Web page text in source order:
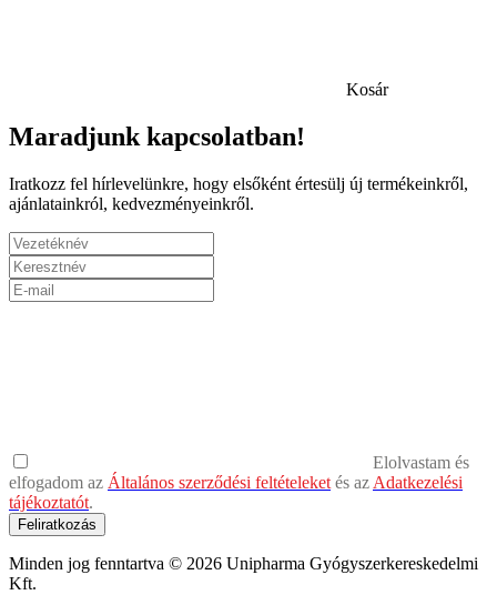
Kosár
Maradjunk kapcsolatban!
Iratkozz fel hírlevelünkre, hogy elsőként értesülj új termékeinkről,
ajánlatainkról, kedvezményeinkről.
Elolvastam és
elfogadom az Általános szerződési feltételeket és az Adatkezelési
tájékoztatót.
Feliratkozás
Minden jog fenntartva © 2026 Unipharma Gyógyszerkereskedelmi
Kft.